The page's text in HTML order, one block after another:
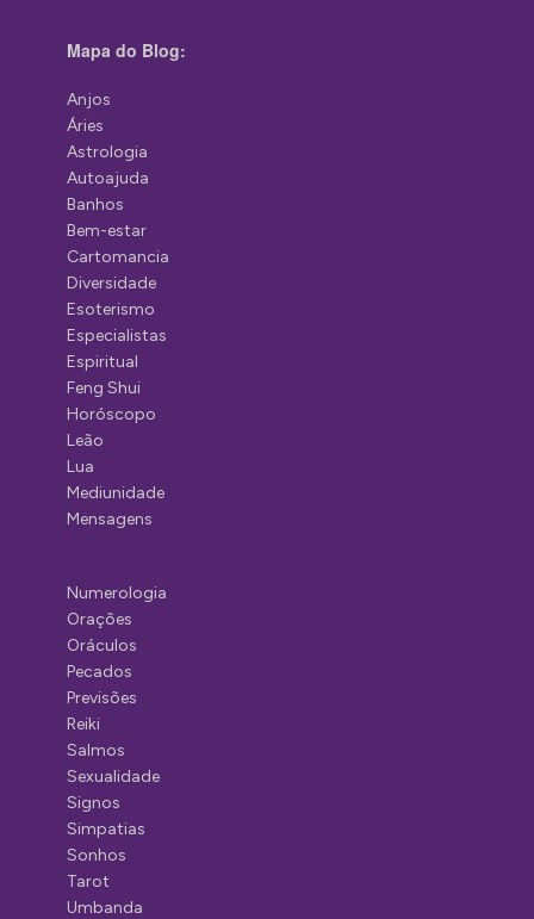
Mapa do Blog:
Anjos
Áries
Astrologia
Autoajuda
Banhos
Bem-estar
Cartomancia
Diversidade
Esoterismo
Especialistas
Espiritual
Feng Shui
Horóscopo
Leão
Lua
Mediunidade
Mensagens
Numerologia
Orações
Oráculos
Pecados
Previsões
Reiki
Salmos
Sexualidade
Signos
Simpatias
Sonhos
Tarot
Umbanda